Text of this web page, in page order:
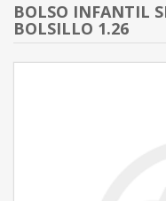
BOLSO INFANTIL
BOLSILLO 1.26